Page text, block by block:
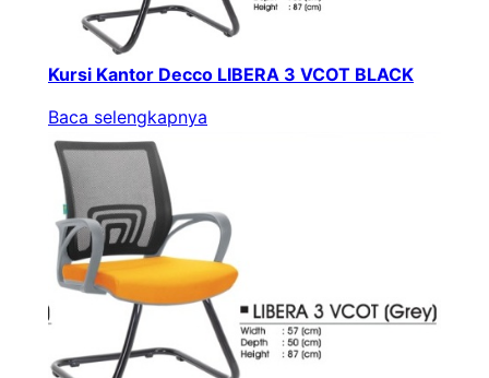
Kursi Kantor Decco LIBERA 3 VCOT BLACK
Baca selengkapnya